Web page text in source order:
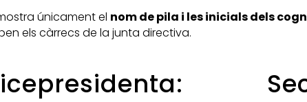
únicament el nom de pila i les inicials dels
els càrrecs de la junta directiva.